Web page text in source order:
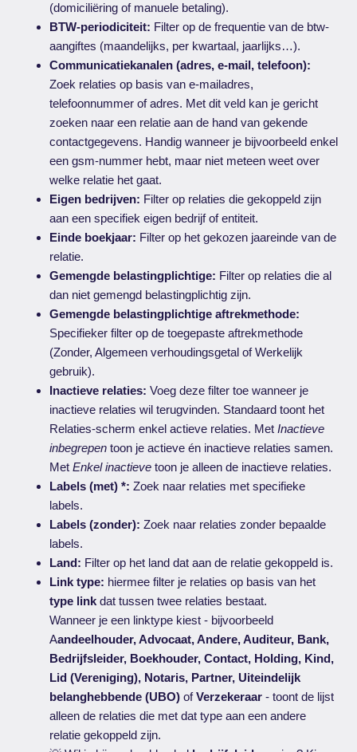
(domiciliëring of manuele betaling).
BTW-periodiciteit: Filter op de frequentie van de btw-
aangiftes (maandelijks, per kwartaal, jaarlijks…).
Communicatiekanalen (adres, e-mail, telefoon):
Zoek relaties op basis van e-mailadres,
telefoonnummer of adres. Met dit veld kan je gericht
zoeken naar een relatie aan de hand van gekende
contactgegevens. Handig wanneer je bijvoorbeeld enkel
een gsm-nummer hebt, maar niet meteen weet over
welke relatie het gaat.
Eigen bedrijven: Filter op relaties die gekoppeld zijn
aan een specifiek eigen bedrijf of entiteit.
Einde boekjaar: Filter op het gekozen jaareinde van de
relatie.
Gemengde belastingplichtige: Filter op relaties die al
dan niet gemengd belastingplichtig zijn.
Gemengde belastingplichtige aftrekmethode:
Specifieker filter op de toegepaste aftrekmethode
(Zonder, Algemeen verhoudingsgetal of Werkelijk
gebruik).
Inactieve relaties: Voeg deze filter toe wanneer je
inactieve relaties wil terugvinden. Standaard toont het
Relaties-scherm enkel actieve relaties. MetInactieve
inbegrepen toon je actieve én inactieve relaties samen.
MetEnkel inactieve toon je alleen de inactieve relaties.
Labels (met) *: Zoek naar relaties met specifieke
labels.
Labels (zonder): Zoek naar relaties zonder bepaalde
labels.
Land: Filter op het land dat aan de relatie gekoppeld is.
Link type: hiermee filter je relaties op basis van het
type link dat tussen twee relaties bestaat.
Wanneer je een linktype kiest - bijvoorbeeld
Aandeelhouder, Advocaat, Andere, Auditeur, Bank,
Bedrijfsleider, Boekhouder, Contact, Holding, Kind,
Lid (Vereniging), Notaris, Partner, Uiteindelijk
belanghebbende (UBO) ofVerzekeraar- toont de lijst
alleen de relaties die met dat type aan een andere
relatie gekoppeld zijn.